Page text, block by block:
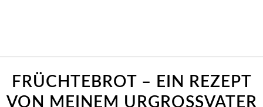
FRÜCHTEBROT – EIN REZEPT
VON MEINEM URGROSSVATER
sagt:
sagt: